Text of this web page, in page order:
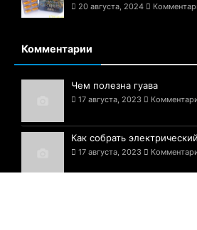
20 августа, 2024
Комментарии
Чем полезна гуава
17 августа, 2023
Как собрать
17 августа, 2023